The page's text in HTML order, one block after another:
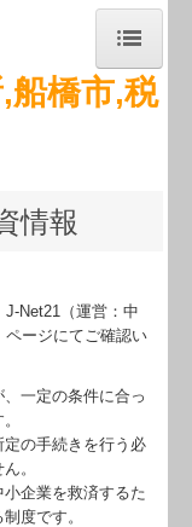
情報
Net21（運営：中
ページにてご確認い
一定の条件に合っ
の手続きを行う必
。
企業を救済するた
度です。